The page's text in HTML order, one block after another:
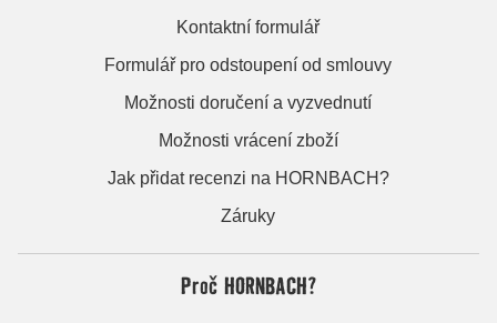
Kontaktní formulář
Formulář pro odstoupení od smlouvy
Možnosti doručení a vyzvednutí
Možnosti vrácení zboží
Jak přidat recenzi na HORNBACH?
Záruky
Proč HORNBACH?